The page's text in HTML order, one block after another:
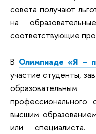
совета получают
на
соответствующие
В Олимпиаде «Я –
участие студенты,
высшим
или